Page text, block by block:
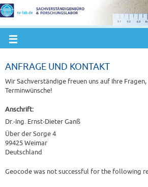
ANFRAGE UND KONTAKT
Wir Sachverständige freuen uns auf Ihre
Terminwünsche!
Anschrift:
Dr.-Ing. Ernst-Dieter Ganß
Über der Sorge 4
99425 Weimar
Deutschland
Geocode was not successful for the following